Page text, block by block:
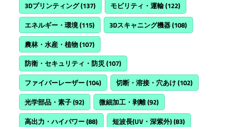
3Dプリンティング(137) モビリティ・運輸(122)
エネルギー・環境(115) 3Dスキャニング機器(108)
農林・水産・植物(107)
防衛・セキュリティ・防災(107)
ファイバーレーザー(104) 切断・溶接・穴あけ(102)
光学部品・素子(92) 微細加工・剥離(92)
高出力・ハイパワー(88) 短波長(UV・深紫外)(83)